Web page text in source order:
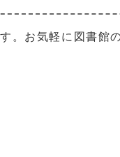
。お気軽に図書館